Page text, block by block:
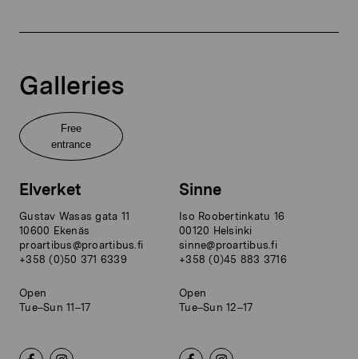
Galleries
Free
entrance
Elverket
Gustav Wasas gata 11
10600 Ekenäs
proartibus@proartibus.fi
+358 (0)50 371 6339
Open
Tue–Sun 11–17
Sinne
Iso Roobertinkatu 16
00120 Helsinki
sinne@proartibus.fi
+358 (0)45 883 3716
Open
Tue–Sun 12–17